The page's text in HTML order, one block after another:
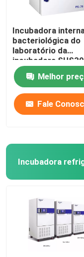
Incubadora
bacteriológica do
laboratório da
incubadora
elevada precisão
Melhor
Fale
Incubadora